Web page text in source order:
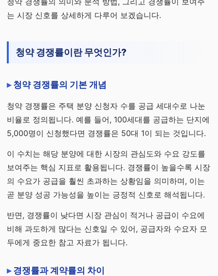
는 시장 신호를 상세하게 다루어 보겠습니다.
청약 경쟁률이란 무엇인가?
청약 경쟁률의 기본 개념
청약 경쟁률은 주택 분양 신청자 수를 공급 세대수로 나눈
비율로 정의됩니다. 예를 들어, 100세대를 공급하는 단지에
5,000명이 신청했다면 경쟁률은 50대 1이 되는 것입니다.
이 수치는 해당 분양에 대한 시장의 관심도와 수요 강도를
보여주는 핵심 지표로 활용됩니다. 경쟁률이 높을수록 시장
의 수요가 공급을 훨씬 초과하는 상황임을 의미하며, 이는
곧 분양 성공 가능성을 높이는 긍정적 신호로 해석됩니다.
반면, 경쟁률이 낮다면 시장 관심이 적거나 공급이 수요에
비해 과도하게 많다는 신호일 수 있어, 공급자와 수요자 모
두에게 중요한 참고 자료가 됩니다.
경쟁률과 계약률의 차이